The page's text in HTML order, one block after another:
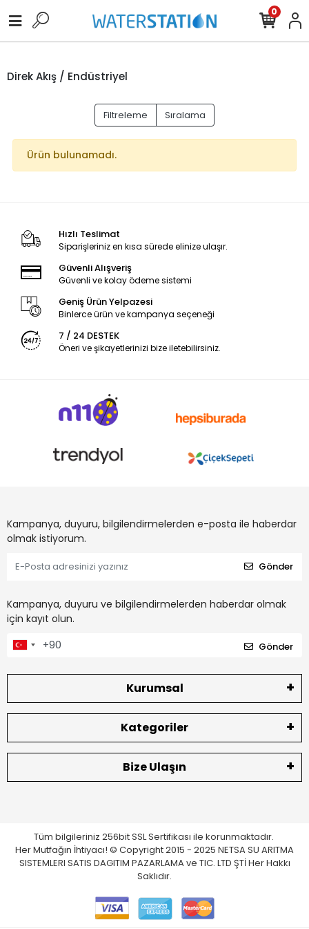
0
Direk Akış / Endüstriyel
Filtreleme Sıralama
Ürün bulunamadı.
Hızlı Teslimat
Siparişleriniz en kısa sürede elinize ulaşır.
Güvenli Alışveriş
Güvenli ve kolay ödeme sistemi
Geniş Ürün Yelpazesi
Binlerce ürün ve kampanya seçeneği
7 / 24 DESTEK
Öneri ve şikayetlerinizi bize iletebilirsiniz.
Kampanya, duyuru, bilgilendirmelerden e-posta ile haberdar
olmak istiyorum.
Gönder
Kampanya, duyuru ve bilgilendirmelerden haberdar olmak
için kayıt olun.
Gönder
Kurumsal
Kategoriler
Bize Ulaşın
Tüm bilgileriniz 256bit SSL Sertifikası ile korunmaktadır.
Her Mutfağın İhtiyacı! © Copyright 2015 - 2025 NETSA SU ARITMA
SISTEMLERI SATIS DAGITIM PAZARLAMA ve TIC. LTD ŞTİ Her Hakkı
Saklıdır.